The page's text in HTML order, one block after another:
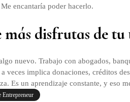
encantaría poder hacerlo.
más disfrutas de
nuevo. Trabajo con abogados,
veces implica donaciones, créditos
Es un aprendizaje constante, y eso
Entrepreneur